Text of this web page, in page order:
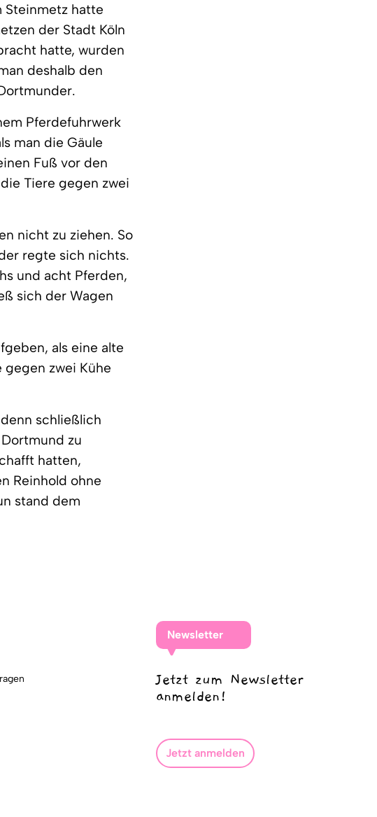
Steinmetz hatte
der Stadt Köln
hatte, wurden
deshalb den
Pferdefuhrwerk
man die Gäule
Fuß vor den
Tiere gegen zwei
nicht zu ziehen. So
regte sich nichts.
und acht Pferden,
sich der Wagen
als eine alte
gegen zwei Kühe
schließlich
zu
hatten,
Reinhold ohne
stand dem
Newsletter
Jetzt zum Newsletter
anmelden!
Jetzt anmelden